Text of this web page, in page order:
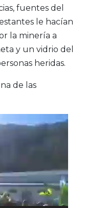
fuentes del
le hacían
la minería a
y un vidrio del
heridas.
de las